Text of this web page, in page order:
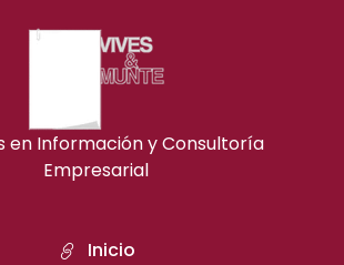
en Información y Consultoría
Empresarial
Inicio